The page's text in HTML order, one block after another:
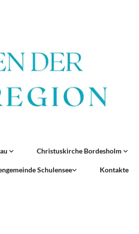
Christuskirche Bordesholm
Schulensee Kontakte